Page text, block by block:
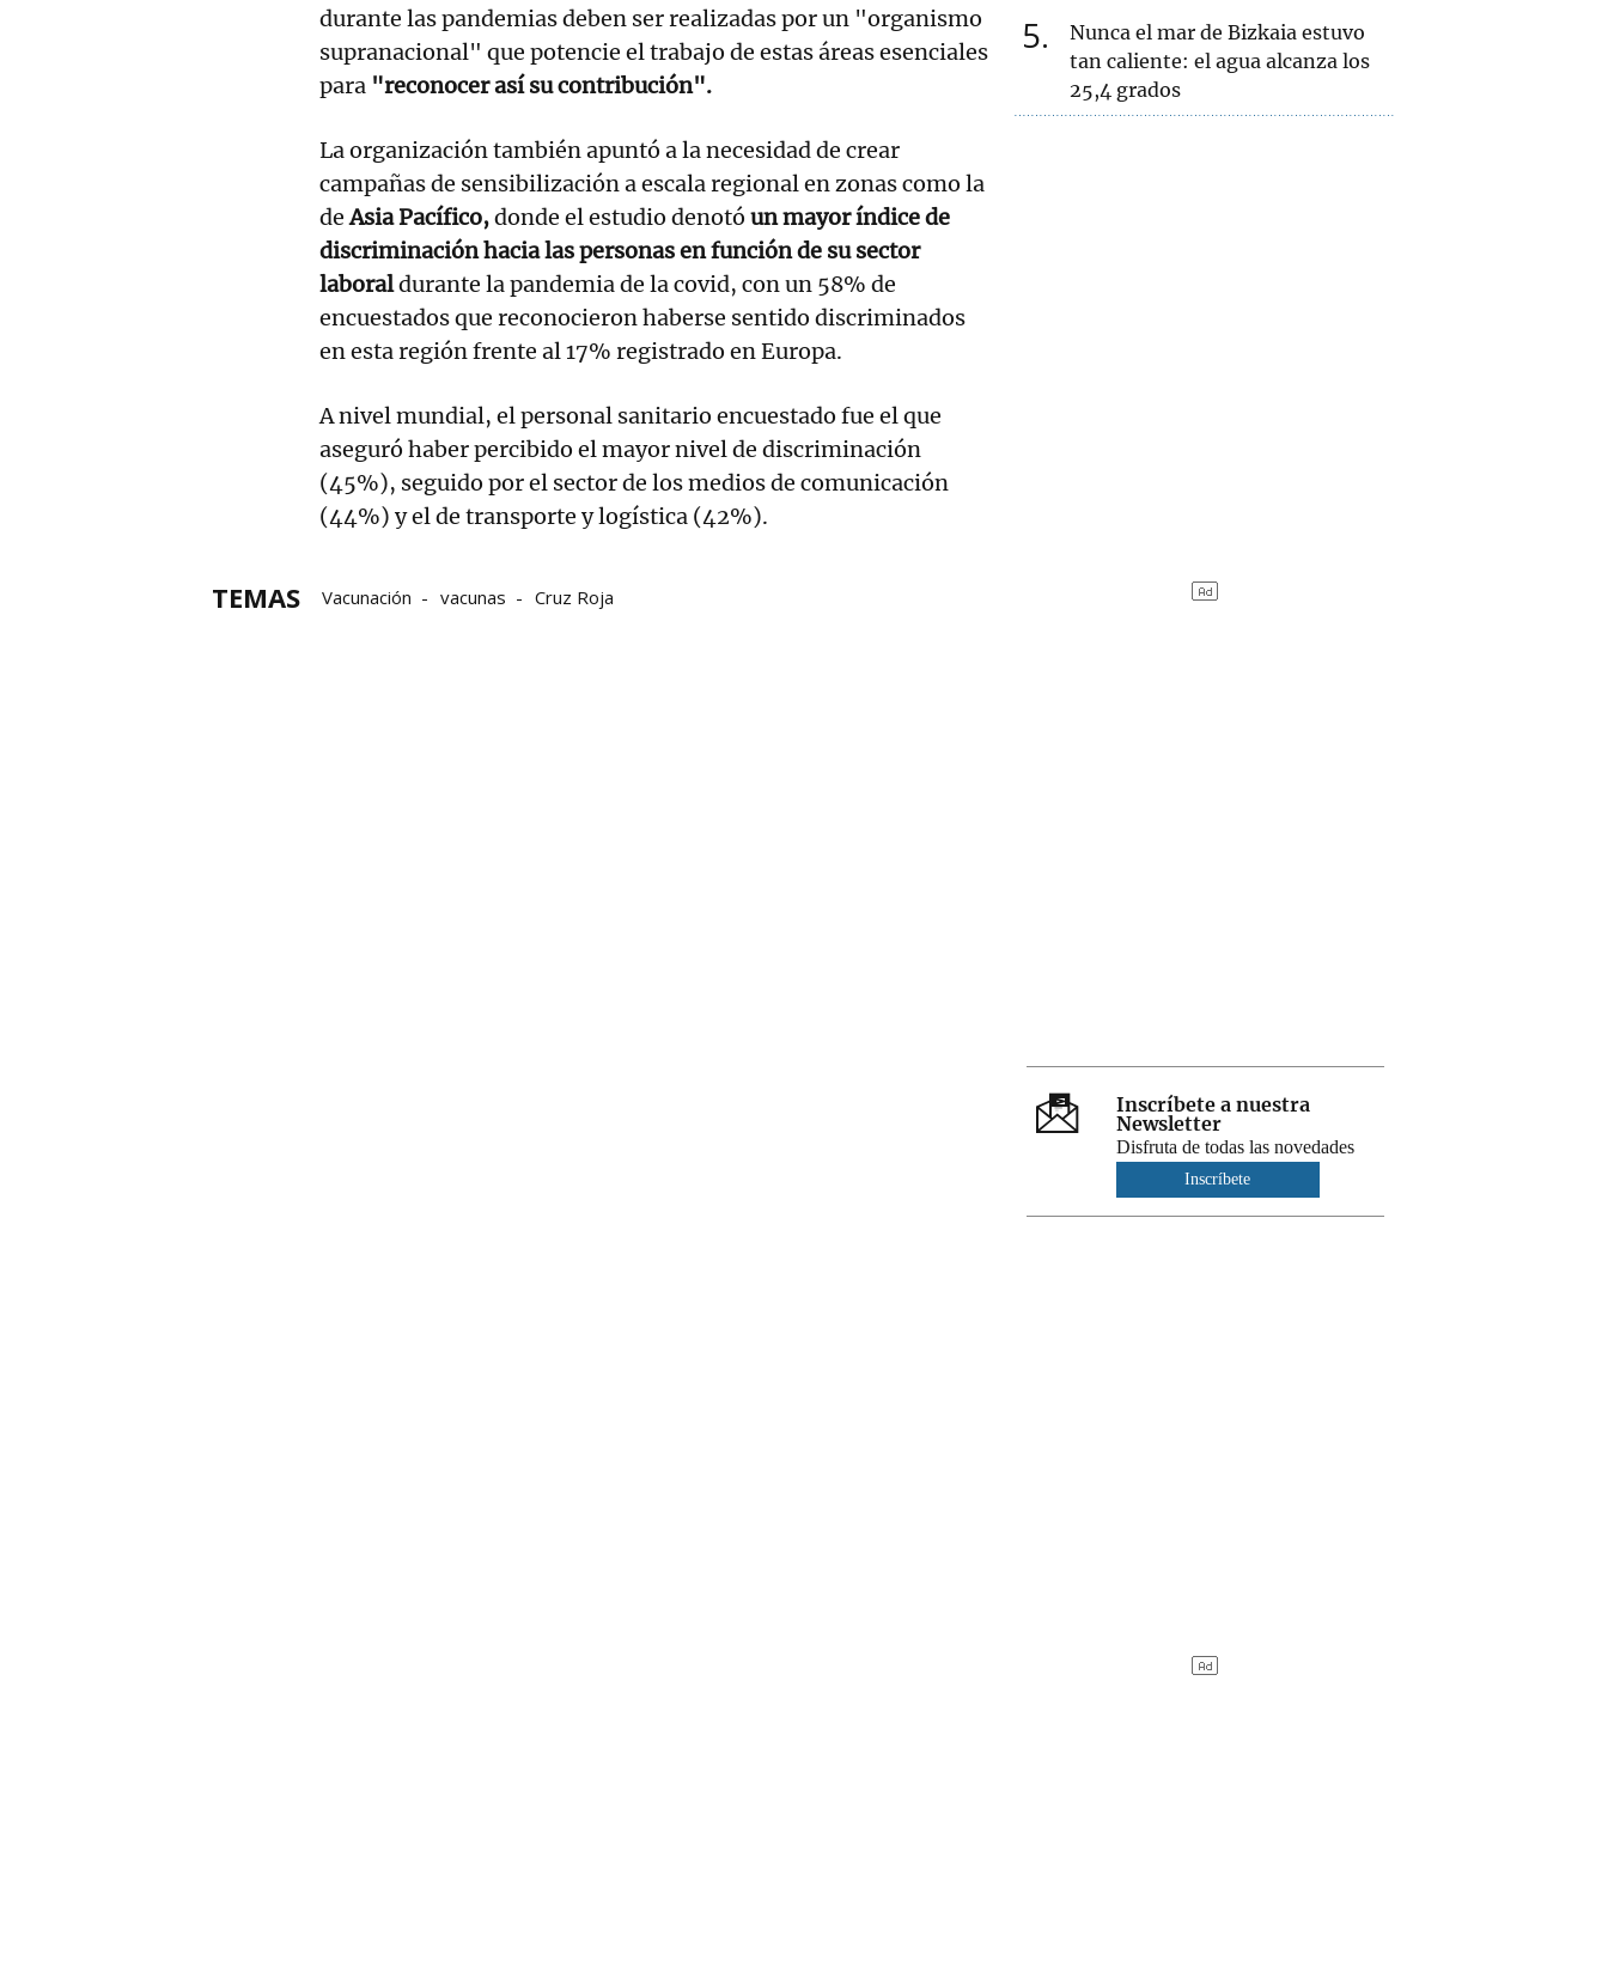
durante las pandemias deben ser realizadas por un "organismo
supranacional" que potencie el trabajo de estas áreas esenciales
para "reconocer así su contribución".
La organización también apuntó a la necesidad de crear
campañas de sensibilización a escala regional en zonas como la
deAsia Pacífico,donde el estudio denotó un mayor índice de
discriminación hacia las personas en función de su sector
laboraldurante la pandemia de la covid, con un 58% de
encuestados que reconocieron haberse sentido discriminados
en esta región frente al 17% registrado en Europa.
A nivel mundial, el personal sanitario encuestado fue el que
aseguró haber percibido el mayor nivel de discriminación
(45%), seguido por el sector de los medios de comunicación
(44%) y el de transporte y logística (42%).
TEMAS Vacunación vacunas Cruz Roja
5
Nunca el mar de Bizkaia estuvo
tan caliente: el agua alcanza los
25,4 grados
Inscríbete a nuestra
Newsletter
Disfruta de todas las novedades
Inscríbete